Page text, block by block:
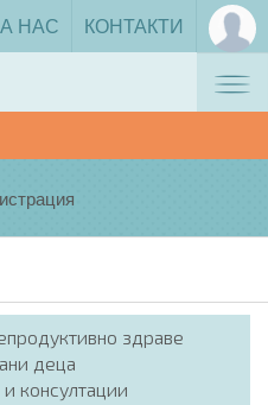
НАС КОНТАКТИ
здраве
деца
консултации